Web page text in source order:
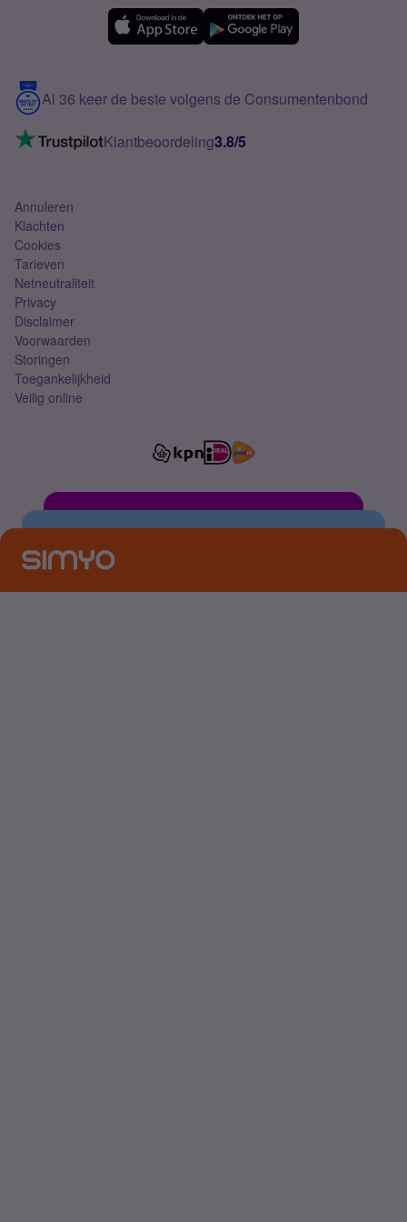
Meerdere nummers
5G internet
Mobiel internet
Mobiel abonnement
Contact
VoLTE 4G bellen
Al 36 keer de beste volgens de Consumentenbond
Klantbeoordeling3.8/5
Annuleren
Klachten
Cookies
Tarieven
Netneutraliteit
Privacy
Disclaimer
Voorwaarden
Storingen
Toegankelijkheid
Veilig online